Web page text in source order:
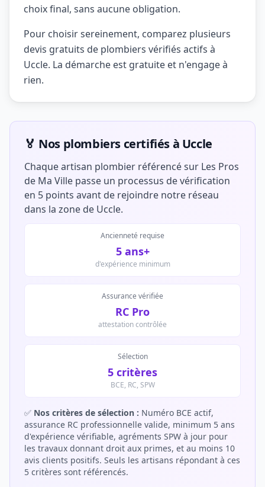
choix final, sans aucune obligation.
Pour choisir sereinement, comparez plusieurs
devis gratuits de plombiers vérifiés actifs à
Uccle. La démarche est gratuite et n'engage à
rien.
🏅 Nos plombiers certifiés à Uccle
Chaque artisan plombier référencé sur Les Pros
de Ma Ville passe un processus de vérification
en 5 points avant de rejoindre notre réseau
dans la zone de Uccle.
Ancienneté requise
5 ans+
d'expérience minimum
Assurance vérifiée
RC Pro
attestation contrôlée
Sélection
5 critères
BCE, RC, SPW
✅ Nos critères de sélection : Numéro BCE actif,
assurance RC professionnelle valide, minimum 5 ans
d'expérience vérifiable, agréments SPW à jour pour
les travaux donnant droit aux primes, et au moins 10
avis clients positifs. Seuls les artisans répondant à ces
5 critères sont référencés.